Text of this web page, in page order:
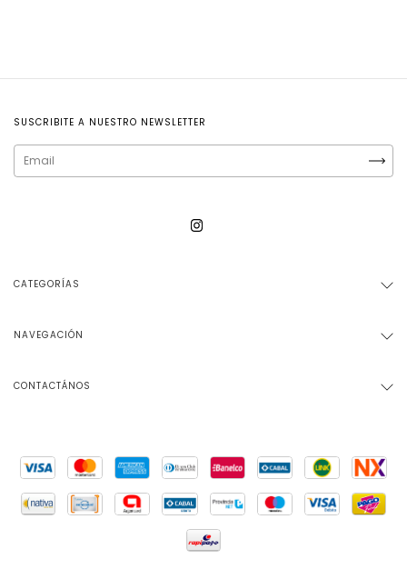
SUSCRIBITE A NUESTRO NEWSLETTER
CATEGORÍAS
NAVEGACIÓN
CONTACTÁNOS